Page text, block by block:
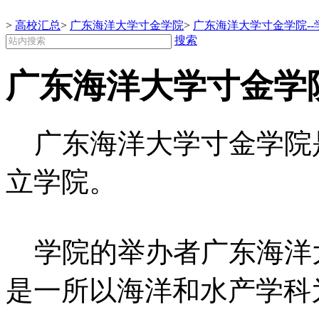
> 高校汇总> 广东海洋大学寸金学院> 广东海洋大学寸金学院--
搜索
广东海洋大学寸金
广东海洋大学寸金学院
立学院。
学院的举办者广东海洋
是一所以海洋和水产学